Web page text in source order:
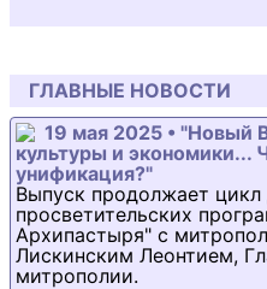
ГЛАВНЫЕ НОВОСТИ
19 мая 2025 • "Новый
культуры и экономики...
унификация?"
Выпуск продолжает цикл
просветительских
Архипастыря" с
Лискинским Леонтием,
митрополии.